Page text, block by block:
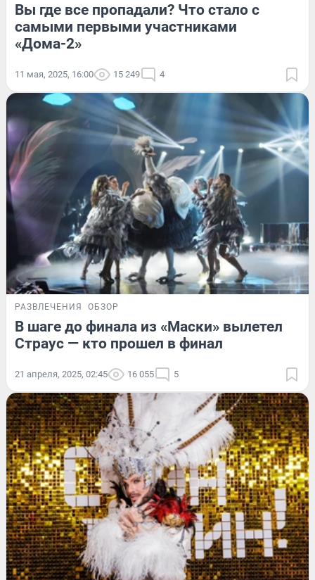
Вы где все пропадали? Что стало с
самыми первыми участниками
«Дома-2»
11 мая, 2025, 16:00 15 249 4
РАЗВЛЕЧЕНИЯ ОБЗОР
В шаге до финала из «Маски» вылетел
Страус — кто прошел в финал
21 апреля, 2025, 02:45 16 055 5